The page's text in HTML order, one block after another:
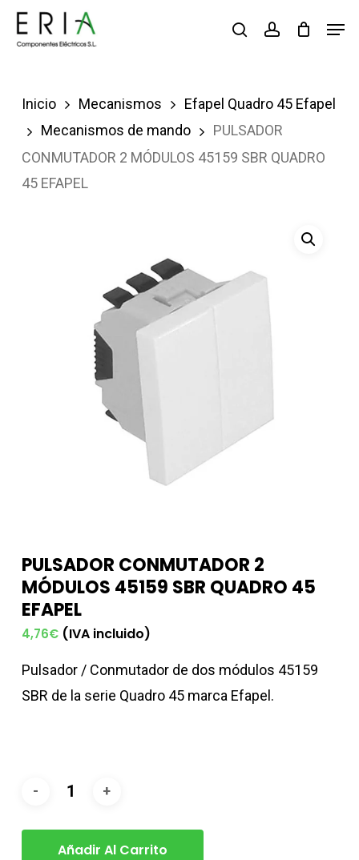
Saltar
buscaraccount
Inicio Mecanismos
Efapel Quadro 45 Efapel
Mecanismos de mando
PULSADOR
CONMUTADOR 2 MÓDULOS 45159 SBR QUADRO
45 EFAPEL
PULSADOR CONMUTADOR 2
MÓDULOS 45159 SBR QUADRO 45
EFAPEL
4,76€ (IVA incluido)
Pulsador / Conmutador de dos módulos 45159
SBR de la serie Quadro 45 marca Efapel.
Añadir Al Carrito